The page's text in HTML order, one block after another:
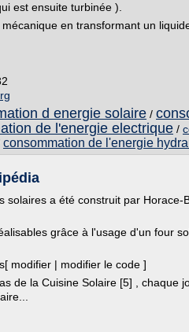
est ensuite turbinée ).
en transformant un
d energie solaire /
de l'energie electrique /
consommation de l'energie
solaires a été construit par Horace-
grâce à l'usage d'un four
modifier | modifier le code ]
de la Cuisine Solaire [5] , chaque